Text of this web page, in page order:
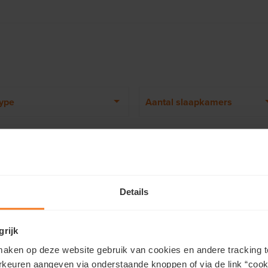
Details
op deze website gebruik van cookies en andere tracking
aangeven via onderstaande knoppen of via de link
Aantal slaapkamers
bebouwing met 3 slaapkamers
fietsberging
€ 417.178